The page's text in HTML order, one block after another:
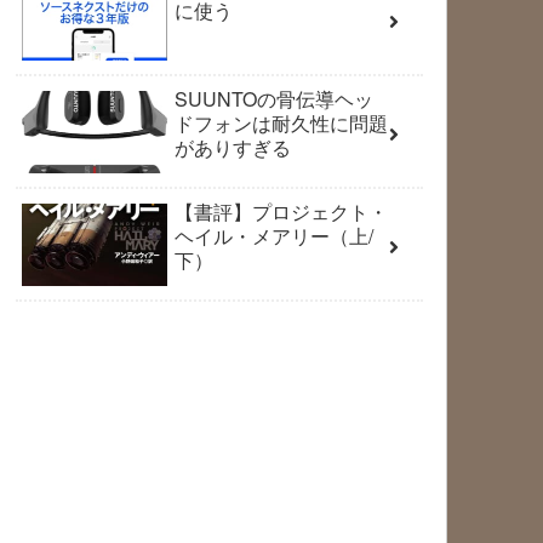
に使う
SUUNTOの骨伝導ヘッ
ドフォンは耐久性に問題
がありすぎる
【書評】プロジェクト・
ヘイル・メアリー（上/
下）